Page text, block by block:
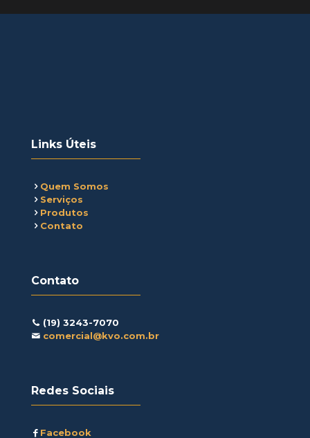
Links Úteis
Quem Somos
Serviços
Produtos
Contato
Contato
(19) 3243-7070
comercial@kvo.com.br
Redes Sociais
Facebook